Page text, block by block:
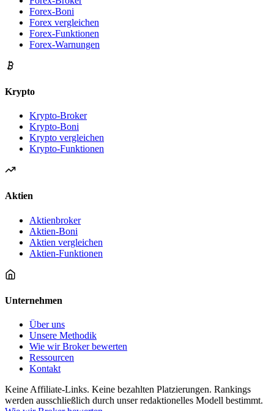
Forex-Boni
Forex vergleichen
Forex-Funktionen
Forex-Warnungen
Krypto
Krypto-Broker
Krypto-Boni
Krypto vergleichen
Krypto-Funktionen
Aktien
Aktienbroker
Aktien-Boni
Aktien vergleichen
Aktien-Funktionen
Unternehmen
Über uns
Unsere Methodik
Wie wir Broker bewerten
Ressourcen
Kontakt
Keine Affiliate-Links. Keine bezahlten Platzierungen. Rankings
werden ausschließlich durch unser redaktionelles Modell bestimmt.